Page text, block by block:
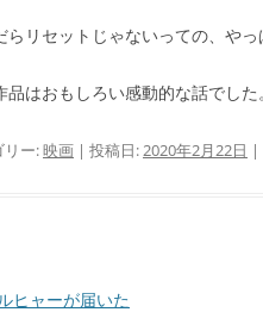
らリセットじゃないっての、や
品はおもしろい感動的な話でし
リー:映画 | 投稿日:2020年2月22日 |
ヒャーが届いた